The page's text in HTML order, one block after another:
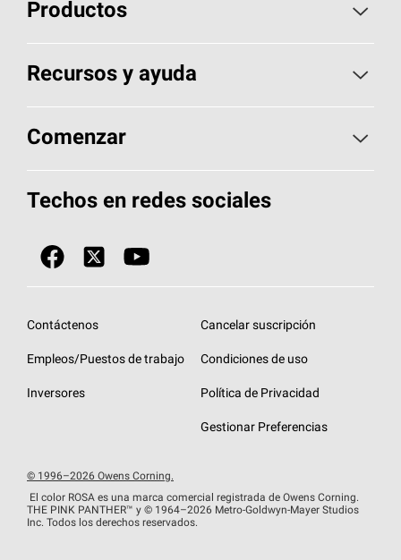
Productos
Elija sus tejas
Encuentre un contratista
Componentes para techos
Tecnología SureNail®
Garantías de techos
Recursos y ayuda
Aspectos básicos sobre techos
Herramientas de diseño y color
Únase a la red de contratistas de techos
Diseño en el techo
Eventos para contratistas
Comenzar
Llame al 1-800-GET-PINK®
Encuentre una tienda o encuentre un
Financiamiento de techos
Techos en redes sociales
Contáctenos
Empleos/Puestos de trabajo
Inversores
Cancelar suscripción
Condiciones de uso
Política de Privacidad
Gestionar Preferencias
© 1996–2026 Owens Corning.
El color ROSA es una marca comercial registrada de Owens Corning.
THE PINK PANTHER™ y © 1964–2026 Metro-Goldwyn-Mayer Studios
Inc. Todos los derechos reservados.